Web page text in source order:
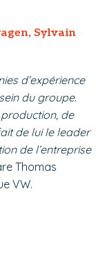
Sylvain
d’expérience
du groupe.
de
de lui le leader
de l’entreprise
Thomas
VW.